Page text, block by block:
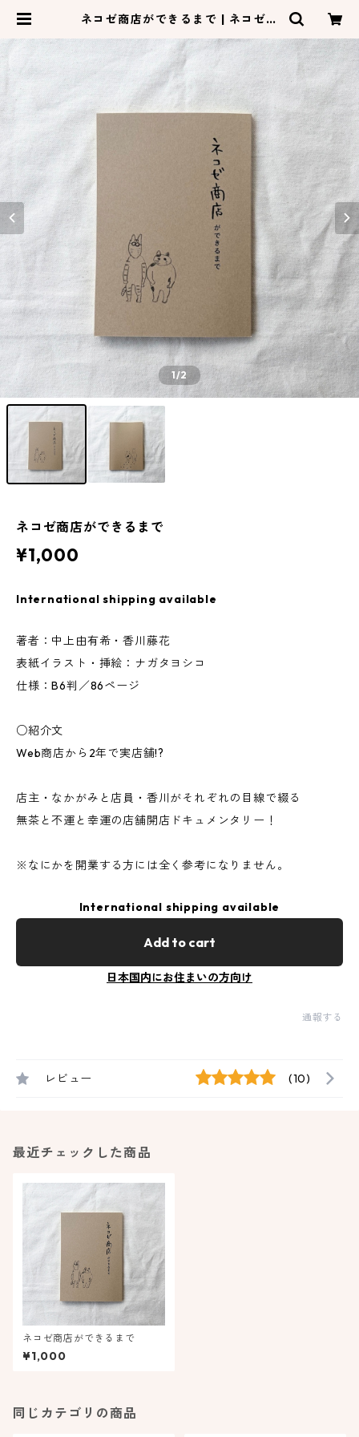
ネコゼ商店ができるまで | ネコゼ商
1/2
ネコゼ商店ができるまで
¥1,000
International shipping available
著者：中上由有希・香川藤花
表紙イラスト・挿絵：ナガタヨシコ
仕様：B6判／86ページ
○紹介文
Web商店から2年で実店舗!?
店主・なかがみと店員・香川がそれぞれの目線で綴る
無茶と不運と幸運の店舗開店ドキュメンタリー！
※なにかを開業する方には全く参考になりません。
International shipping available
Add to cart
日本国内にお住まいの方向け
通報する
レビュー (10)
最近チェックした商品
ネコゼ商店ができるまで
¥1,000
同じカテゴリの商品